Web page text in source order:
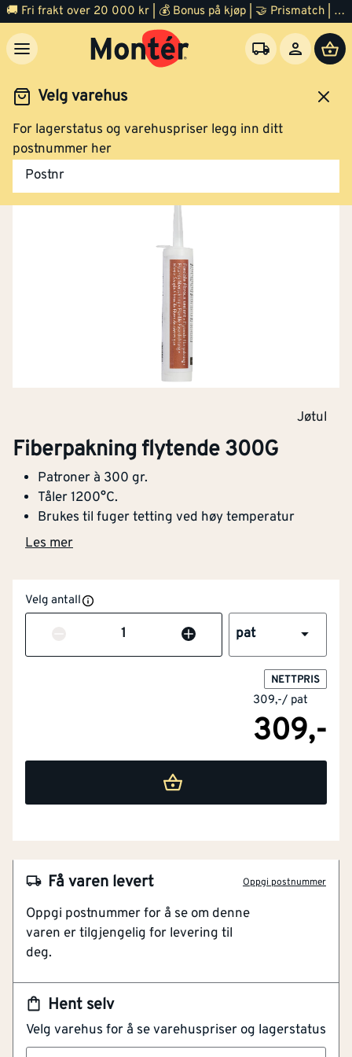
🚚 Fri frakt over 20 000 kr | 💰 Bonus på kjøp | 🤝 Prismatch | ⭐ 100% fornøyd garanti | 🏪 140 byggevarehus
Velg varehus
For lagerstatus og varehuspriser legg inn ditt
postnummer her
Postnr
Varme og inneklima
Jøtul
Fiberpakning flytende 300G
Patroner à 300 gr.
Tåler 1200°C.
Brukes til fuger tetting ved høy temperatur
Les mer
Velg antall
Antall pat
NETTPRIS
309,-/ pat
309,-
Hent selv
Velg varehus for å se varehuspriser og lagerstatus
Få varen levert Oppgi postnummer
Oppgi postnummer for å se om denne
varen er tilgjengelig for levering til
deg.
Patroner à 300 gr.
Brukes til fuger tetting ved høy temperatur
Produktet er vannbasert.
Fester røykrørsinnføring til pipeforing.
Til tettning av fuger ved onvsrør, og andre steder med
høy temperatur. Massen er i tørr tilstand porøs og har
en varmeisolerende effekt. Beholder elastiteten opp til